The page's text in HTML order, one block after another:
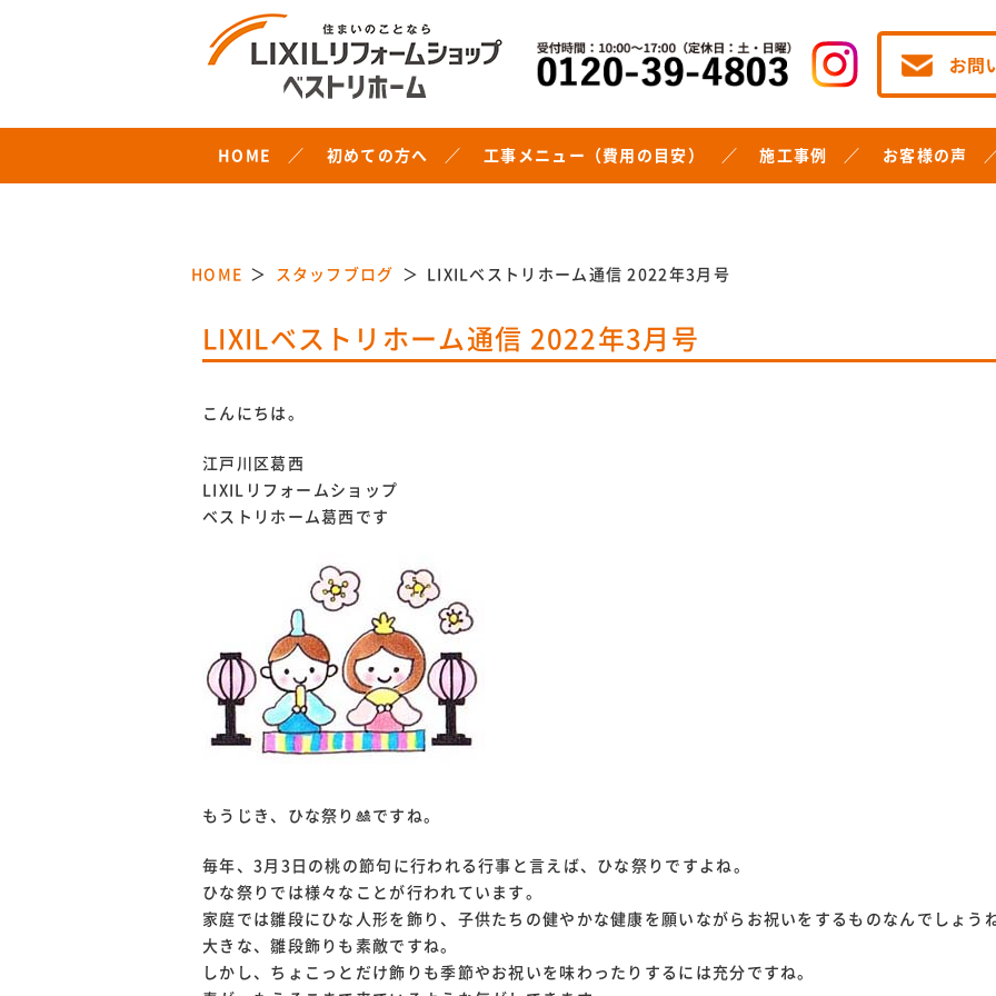
HOME 初めての方へ 工事メニュー（費用の目安） 施工事例 お客様の声
HOME スタッフブログ LIXILベストリホーム通信 2022年3月号
LIXILベストリホーム通信 2022年3月号
こんにちは。
江戸川区葛西
LIXILリフォームショップ
ベストリホーム葛西です
もうじき、ひな祭り🎎ですね。
毎年、3月3日の桃の節句に行われる行事と言えば、ひな祭りですよね。
ひな祭りでは様々なことが行われています。
家庭では雛段にひな人形を飾り、子供たちの健やかな健康を願いながらお祝いをするものなんでしょ
大きな、雛段飾りも素敵ですね。
しかし、ちょこっとだけ飾りも季節やお祝いを味わったりするには充分ですね。